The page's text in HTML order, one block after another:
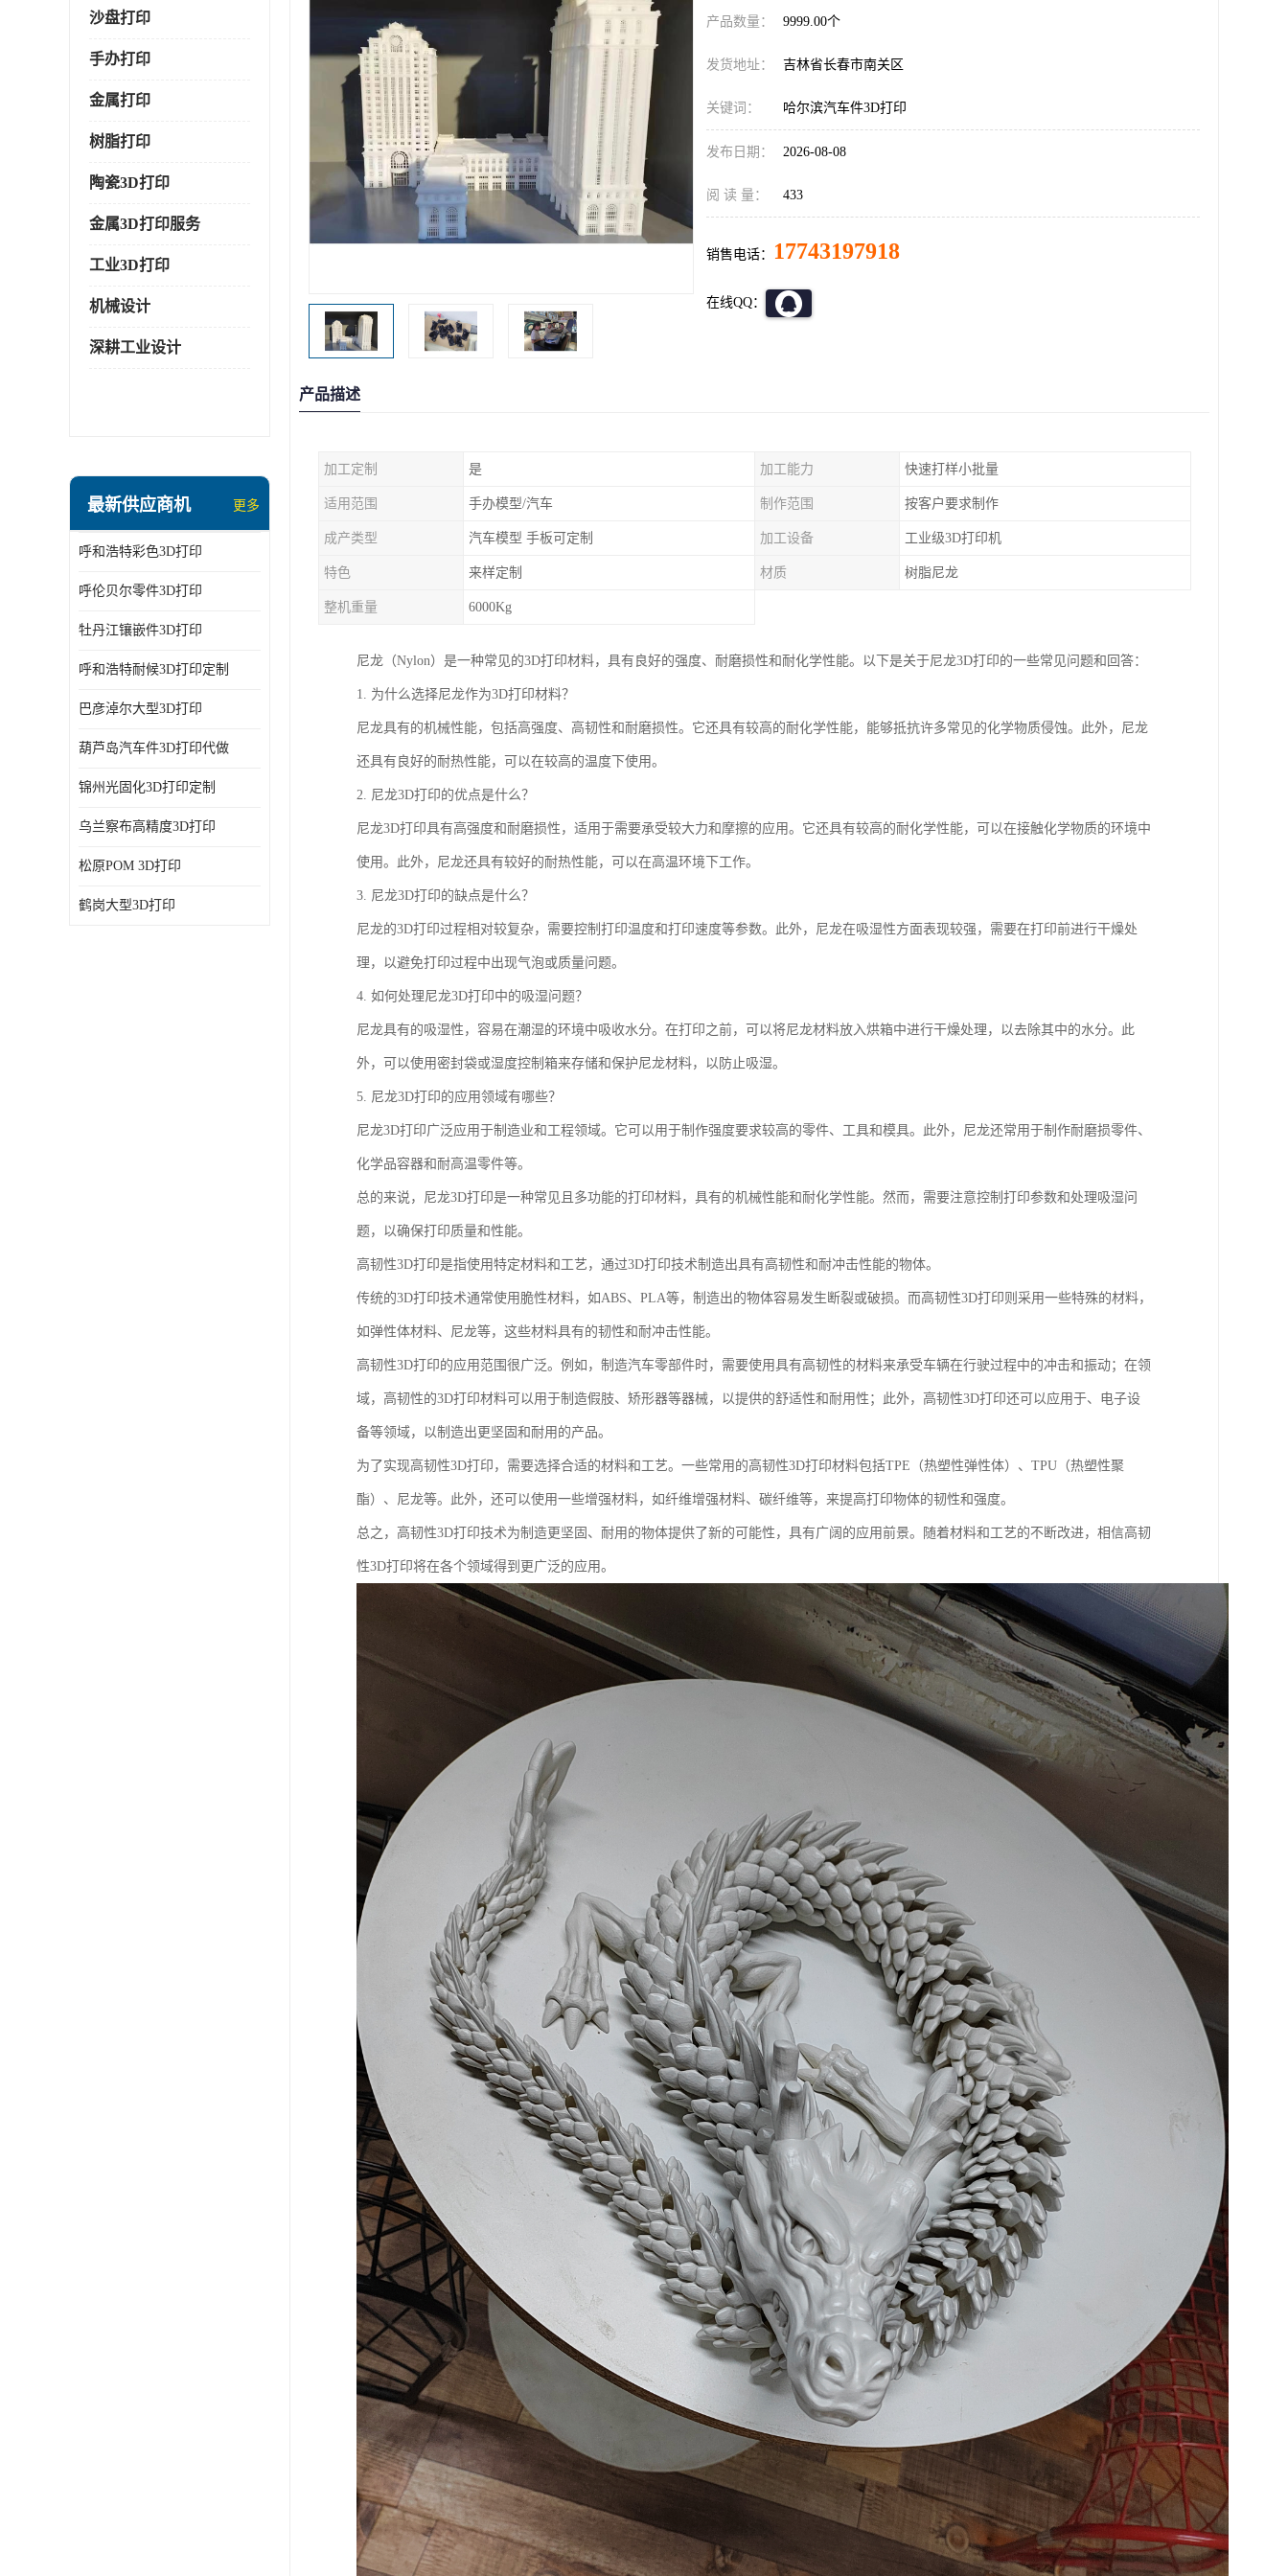
沙盘打印
手办打印
金属打印
树脂打印
陶瓷3D打印
金属3D打印服务
工业3D打印
机械设计
深耕工业设计
最新供应商机 更多
呼和浩特彩色3D打印
呼伦贝尔零件3D打印
牡丹江镶嵌件3D打印
呼和浩特耐候3D打印定制
巴彦淖尔大型3D打印
葫芦岛汽车件3D打印代做
锦州光固化3D打印定制
乌兰察布高精度3D打印
松原POM 3D打印
鹤岗大型3D打印
产品数量： 9999.00个
发货地址： 吉林省长春市南关区
关键词： 哈尔滨汽车件3D打印
发布日期： 2026-08-08
阅 读 量： 433
销售电话： 17743197918
在线QQ：
产品描述
加工定制 是 加工能力 快速打样小批量
适用范围 手办模型/汽车 制作范围 按客户要求制作
成产类型 汽车模型 手板可定制 加工设备 工业级3D打印机
特色 来样定制 材质 树脂尼龙
整机重量 6000Kg
尼龙（Nylon）是一种常见的3D打印材料，具有良好的强度、耐磨损性和耐化学性能。以下是关于尼龙3D打印的一些常见问题和回答：
1. 为什么选择尼龙作为3D打印材料？
尼龙具有的机械性能，包括高强度、高韧性和耐磨损性。它还具有较高的耐化学性能，能够抵抗许多常见的化学物质侵蚀。此外，尼龙
还具有良好的耐热性能，可以在较高的温度下使用。
2. 尼龙3D打印的优点是什么？
尼龙3D打印具有高强度和耐磨损性，适用于需要承受较大力和摩擦的应用。它还具有较高的耐化学性能，可以在接触化学物质的环境中
使用。此外，尼龙还具有较好的耐热性能，可以在高温环境下工作。
3. 尼龙3D打印的缺点是什么？
尼龙的3D打印过程相对较复杂，需要控制打印温度和打印速度等参数。此外，尼龙在吸湿性方面表现较强，需要在打印前进行干燥处
理，以避免打印过程中出现气泡或质量问题。
4. 如何处理尼龙3D打印中的吸湿问题？
尼龙具有的吸湿性，容易在潮湿的环境中吸收水分。在打印之前，可以将尼龙材料放入烘箱中进行干燥处理，以去除其中的水分。此
外，可以使用密封袋或湿度控制箱来存储和保护尼龙材料，以防止吸湿。
5. 尼龙3D打印的应用领域有哪些？
尼龙3D打印广泛应用于制造业和工程领域。它可以用于制作强度要求较高的零件、工具和模具。此外，尼龙还常用于制作耐磨损零件、
化学品容器和耐高温零件等。
总的来说，尼龙3D打印是一种常见且多功能的打印材料，具有的机械性能和耐化学性能。然而，需要注意控制打印参数和处理吸湿问
题，以确保打印质量和性能。
高韧性3D打印是指使用特定材料和工艺，通过3D打印技术制造出具有高韧性和耐冲击性能的物体。
传统的3D打印技术通常使用脆性材料，如ABS、PLA等，制造出的物体容易发生断裂或破损。而高韧性3D打印则采用一些特殊的材料，
如弹性体材料、尼龙等，这些材料具有的韧性和耐冲击性能。
高韧性3D打印的应用范围很广泛。例如，制造汽车零部件时，需要使用具有高韧性的材料来承受车辆在行驶过程中的冲击和振动；在领
域，高韧性的3D打印材料可以用于制造假肢、矫形器等器械，以提供的舒适性和耐用性；此外，高韧性3D打印还可以应用于、电子设
备等领域，以制造出更坚固和耐用的产品。
为了实现高韧性3D打印，需要选择合适的材料和工艺。一些常用的高韧性3D打印材料包括TPE（热塑性弹性体）、TPU（热塑性聚
酯）、尼龙等。此外，还可以使用一些增强材料，如纤维增强材料、碳纤维等，来提高打印物体的韧性和强度。
总之，高韧性3D打印技术为制造更坚固、耐用的物体提供了新的可能性，具有广阔的应用前景。随着材料和工艺的不断改进，相信高韧
性3D打印将在各个领域得到更广泛的应用。